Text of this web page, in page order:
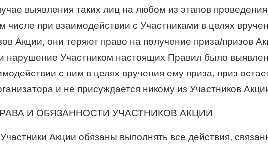
выявления таких лиц на любом из этапов
числе при взаимодействии с Участниками в целях
Акции, они теряют право на получение приза/призов
нарушение Участником настоящих Правил было
с ним в целях вручения ему приза, приз
и не присуждается никому из Участников
И ОБЯЗАННОСТИ УЧАСТНИКОВ АКЦИИ
Акции обязаны выполнять все действия,